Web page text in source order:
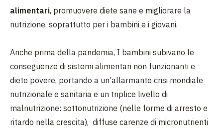
alimentari, promuovere diete sane e migliorare la
nutrizione, soprattutto per i bambini e i giovani.
Anche prima della pandemia, I bambini subivano le
conseguenze di sistemi alimentari non funzionanti e
diete povere, portando a un’allarmante crisi mondiale
nutrizionale e sanitaria e un triplice livello di
malnutrizione: sottonutrizione (nelle forme di arresto e
ritardo nella crescita), diffuse carenze di micronutrienti